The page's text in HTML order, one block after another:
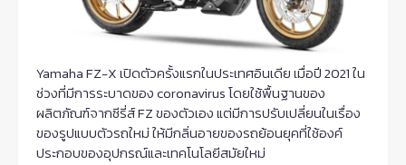
Yamaha FZ-X เปิดตัวครั้งแรกในประเทศอินเดีย เมื่อปี 2021 ใน
ช่วงที่มีการระบาดของ coronavirus โดยใช้พื้นฐานของ
ผลิตภัณฑ์จากซีรี่ส์ FZ ของตัวเอง แต่มีการปรับเปลี่ยนในเรื่อง
ของรูปแบบตัวรถใหม่ ให้มีกลิ่นอายของรถย้อนยุคที่ใช้องค์
ประกอบของอุปกรณ์และเทคโนโลยีสมัยใหม่